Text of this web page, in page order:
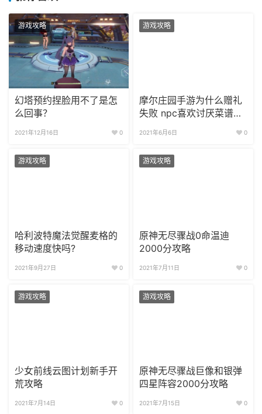
游戏攻略
幻塔预约捏脸用不了是怎
么回事？
2021年12月16日 0
游戏攻略
摩尔庄园手游为什么赠礼
失败 npc喜欢讨厌菜谱礼
2021年6月6日 0
游戏攻略
哈利波特魔法觉醒麦格的
移动速度快吗?
2021年9月27日 0
游戏攻略
原神无尽骤战0命温迪
2000分攻略
2021年7月11日 0
游戏攻略
少女前线云图计划新手开
荒攻略
2021年7月14日 0
游戏攻略
原神无尽骤战巨像和银弹
四星阵容2000分攻略
2021年7月15日 0